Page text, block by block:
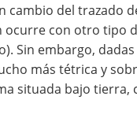
del trazado
con otro tipo
Sin embargo, dadas
más tétrica y
situada bajo tierra,